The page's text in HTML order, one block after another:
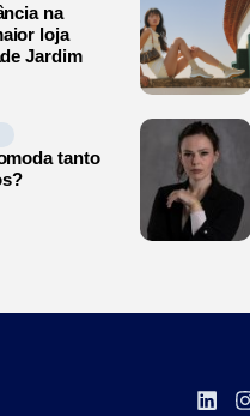
na
loja
Jardim
tanto